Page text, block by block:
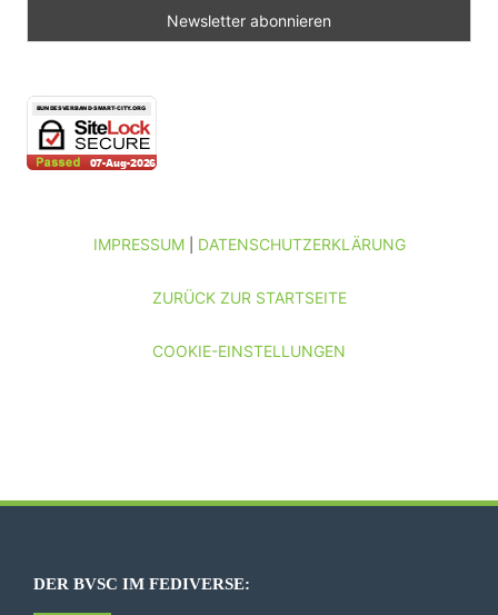
IMPRESSUM| DATENSCHUTZERKLÄRUNG
ZURÜCK ZUR STARTSEITE
COOKIE-EINSTELLUNGEN
DER BVSC IM FEDIVERSE: